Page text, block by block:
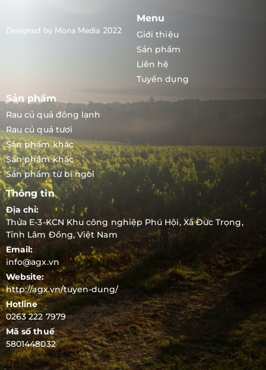
Designed by Mona Media 2022
Menu
Giới thiệu
Sản phẩm
Liên hệ
Tuyển dụng
Sản phẩm
Rau củ quả đông lạnh
Rau củ quả tươi
Sản phẩm khác
Sản phẩm khác
Sản phẩm từ bí ngòi
Thông tin
Địa chỉ:
Thửa E-3-KCN Khu công nghiệp Phú Hội, Xã Đức Trọng,
Tỉnh Lâm Đồng, Việt Nam
Email:
info@agx.vn
Website:
http://agx.vn/tuyen-dung/
Hotline
0263 222 7979
Mã số thuế
5801448032